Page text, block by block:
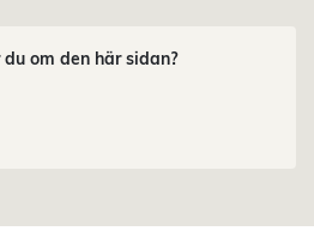
om den här sidan?